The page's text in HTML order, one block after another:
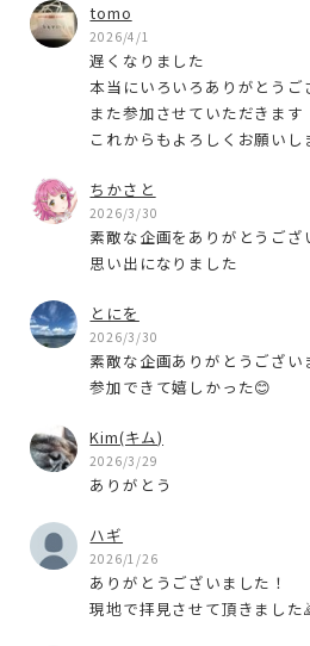
tomo
2026/4/1
遅くなりました
本当にいろいろありがとうご
また参加させていただきます
これからもよろしくお願いし
ちかさと
2026/3/30
素敵な企画をありがとうご
思い出になりました
とにを
2026/3/30
素敵な企画ありがとうござい
参加できて嬉しかった😊
Kim(キム)
2026/3/29
ありがとう
ハギ
2026/1/26
ありがとうございました！
現地で拝見させて頂きました